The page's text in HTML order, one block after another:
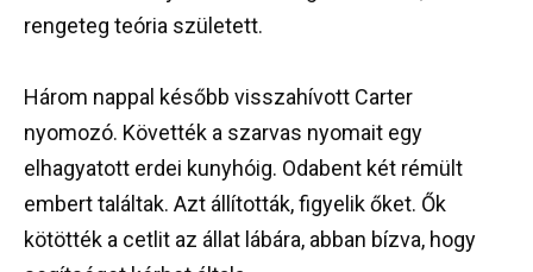
rengeteg teória született.
Három nappal később visszahívott Carter
nyomozó. Követték a szarvas nyomait egy
elhagyatott erdei kunyhóig. Odabent két rémült
embert találtak. Azt állították, figyelik őket. Ők
kötötték a cetlit az állat lábára, abban bízva, hogy